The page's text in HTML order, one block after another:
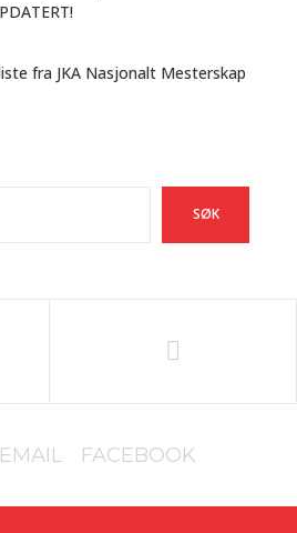
fra JKA Nasjonalt Mesterskap
SØK
EMAIL FACEBOOK